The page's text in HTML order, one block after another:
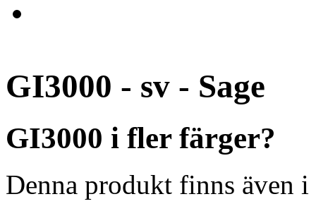
GI3000 - sv - Sage
GI3000 i fler färger?
Denna produkt finns även